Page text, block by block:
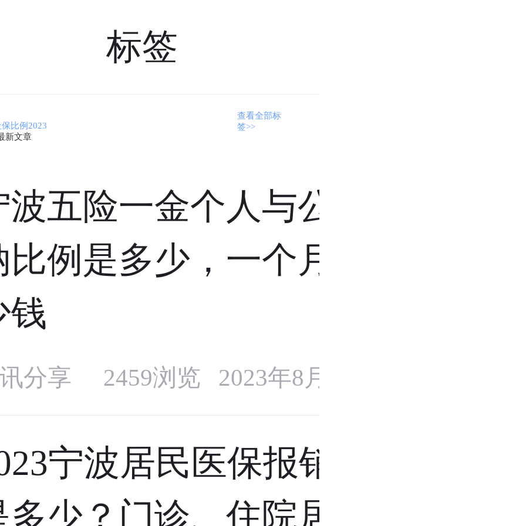
标签
比例2023
新文章
查看全部标
签>>
波五险一金个人与公司缴
比例是多少，一个月交多
钱
分享 2459浏览 2023年8月25日
宁波居民医保报销比例
多少？门诊、住院居民医